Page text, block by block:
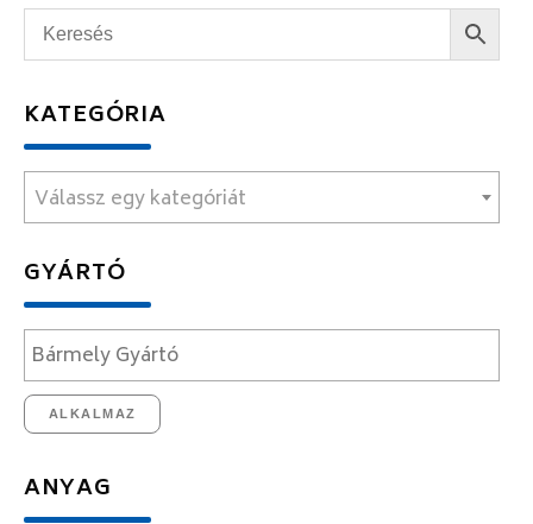
KATEGÓRIA
Válassz egy kategóriát
GYÁRTÓ
ALKALMAZ
ANYAG